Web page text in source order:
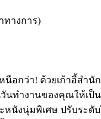
ทางการ)
นือกว่า! ด้วยเก้าอี้สำนั
นทำงานของคุณให้เป็
หนังนุ่มพิเศษ ปรับระดั